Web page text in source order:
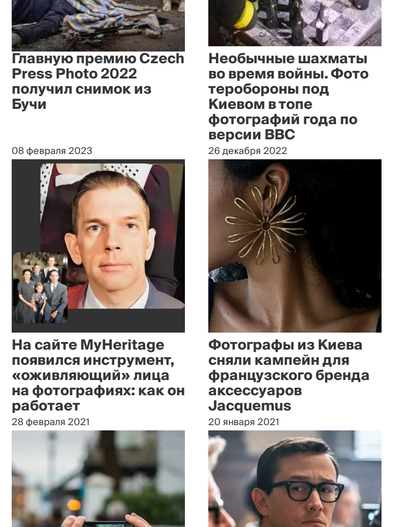
Главную премию Czech
Press Photo 2022
получил снимок из
Бучи
08 февраля 2023
Необычные шахматы
во время войны. Фото
теробороны под
Киевом в топе
фотографий года по
версии BBC
26 декабря 2022
На сайте MyHeritage
появился инструмент,
«оживляющий» лица
на фотографиях: как он
работает
28 февраля 2021
Фотографы из Киева
сняли кампейн для
французского бренда
аксессуаров
Jacquemus
20 января 2021